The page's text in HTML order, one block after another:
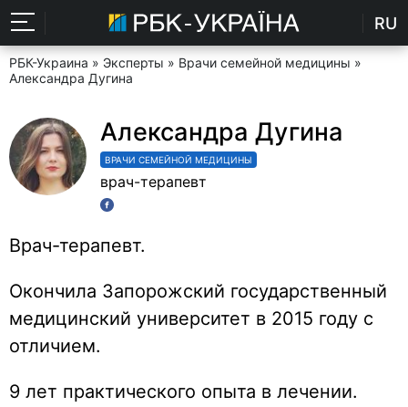
RU
РБК-Украина » Эксперты » Врачи семейной медицины »
Александра Дугина
Александра Дугина
ВРАЧИ СЕМЕЙНОЙ МЕДИЦИНЫ
врач-терапевт
Врач-терапевт.
Окончила Запорожский государственный
медицинский университет в 2015 году с
отличием.
9 лет практического опыта в лечении.